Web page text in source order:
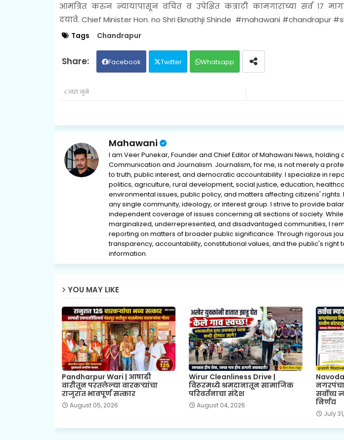
आमंत्रित करुन न्यायापासून वंचित व उपेक्षित कंत्राटी कामगारांच्या सर्व १७
दयावे. Chief Minister Hon. no Shri Eknathji Shinde #mahawani #chandrapur
Tags Chandrapur
Facebook Twitter Whatsapp
जरा जुने
Mahawani
I am Veer Punekar, Founder and Chief Editor of Mahawani News, holding
Communication and Journalism. Journalism, for me, is not merely a
to truth, public interest, and democratic accountability. I specialize in
politics, agriculture, rural development, social justice, education,
environmental issues, public policy, and matters affecting citizens' rights.
any single community, ideology, or interest group. I strive to provide
independent coverage of issues concerning all sections of society.
marginalized, underrepresented, and disadvantaged communities, I
reporting on matters of broader public significance. Through rigorous
transparency, accountability, constitutional values, and the public's right
information.
YOU MAY LIKE
Pandharpur Wari | आषाढी
वारीतून परतलेल्या वारकऱ्यांचा
राजुरात भावपूर्ण सत्कार
August 05, 2026
Wirur Cleanliness Drive |
विरूरमध्ये श्रमदानातून सामाजिक
परिवर्तनाचा संदेश
August 04, 2026
सर्वोच्च
निर्णय
July